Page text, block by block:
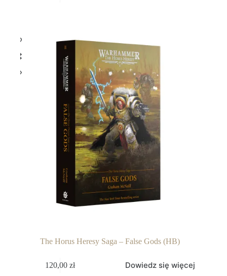
The Horus Heresy Saga – False Gods (HB)
120,00zł Dowiedz się więcej